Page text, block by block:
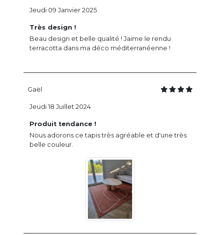
Très design !
Beau design et belle qualité ! Jaime le rendu
terracotta dans ma déco méditerranéenne !
Jeudi 09 Janvier 2025
Gaël
Produit tendance !
Nous adorons ce tapis très agréable et d'une très
belle couleur.
Jeudi 18 Juillet 2024